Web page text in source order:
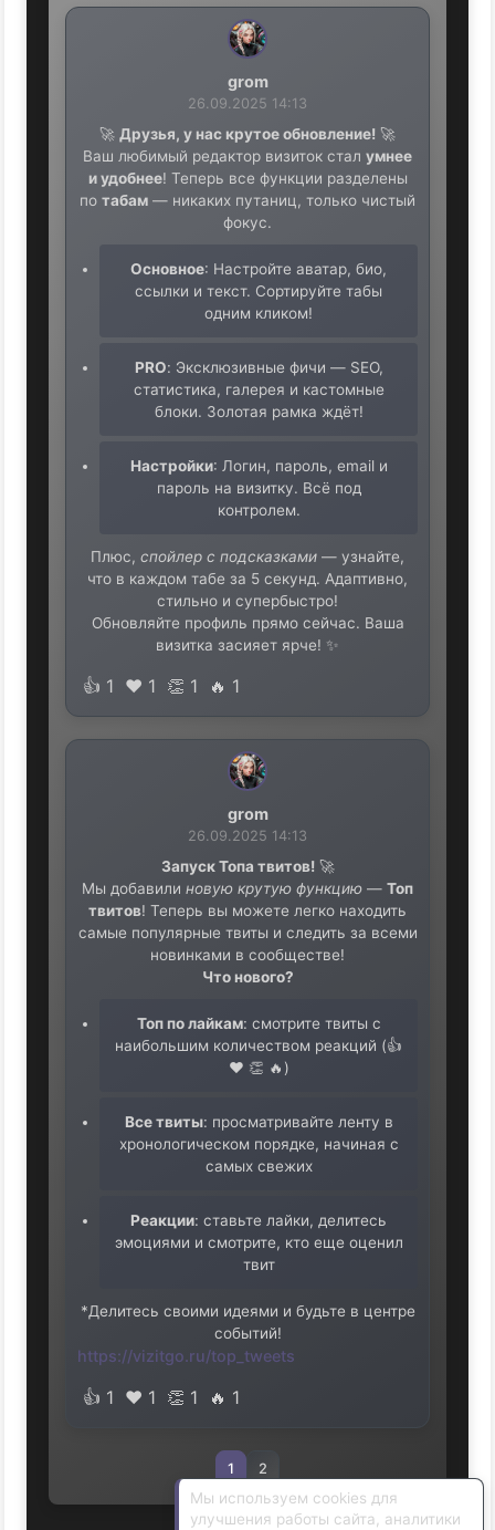
grom
26.09.2025 14:13
🚀 Друзья, у нас крутое обновление! 🚀
Ваш любимый редактор визиток стал умнее
и удобнее! Теперь все функции разделены
по табам — никаких путаниц, только чистый
фокус.
Основное: Настройте аватар, био,
ссылки и текст. Сортируйте табы
одним кликом!
PRO: Эксклюзивные фичи — SEO,
статистика, галерея и кастомные
блоки. Золотая рамка ждёт!
Настройки: Логин, пароль, email и
пароль на визитку. Всё под
контролем.
Плюс, спойлер с подсказками — узнайте,
что в каждом табе за 5 секунд. Адаптивно,
стильно и супербыстро!
Обновляйте профиль прямо сейчас. Ваша
визитка засияет ярче! ✨
👍 1 ❤️ 1 👏 1 🔥 1
grom
26.09.2025 14:13
Запуск Топа твитов!🚀
Мы добавили новую крутую функцию — Топ
твитов! Теперь вы можете легко находить
самые популярные твиты и следить за всеми
новинками в сообществе!
Что нового?
Топ по лайкам: смотрите твиты с
наибольшим количеством реакций (👍
❤️ 👏 🔥)
Все твиты: просматривайте ленту в
хронологическом порядке, начиная с
самых свежих
Реакции: ставьте лайки, делитесь
эмоциями и смотрите, кто еще оценил
твит
*Делитесь своими идеями и будьте в центре
событий!
https://vizitgo.ru/top_tweets
👍 1 ❤️ 1 👏 1 🔥 1
1 2
Мы используем cookies для
улучшения работы сайта, аналитики